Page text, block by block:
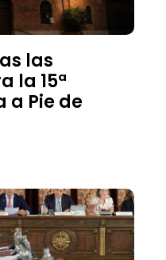
las
la 15ª
a Pie de